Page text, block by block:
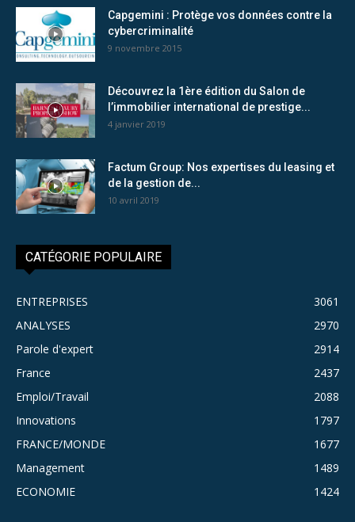
Capgemini : Protège vos données contre la
cybercriminalité
9 novembre 2015
Découvrez la 1ère édition du Salon de
l’immobilier international de prestige...
4 janvier 2019
Factum Group: Nos expertises du leasing et
de la gestion de...
10 avril 2019
CATÉGORIE POPULAIRE
ENTREPRISES
3061
ANALYSES
2970
Parole d'expert
2914
France
2437
Emploi/Travail
2088
Innovations
1797
FRANCE/MONDE
1677
Management
1489
ECONOMIE
1424